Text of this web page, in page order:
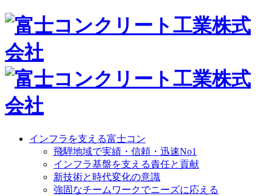
インフラを支える富士コン
飛騨地域で実績・信頼・迅速No1
インフラ基盤を支える責任と貢献
新技術と時代変化の意識
強固なチームワークでニーズに応える